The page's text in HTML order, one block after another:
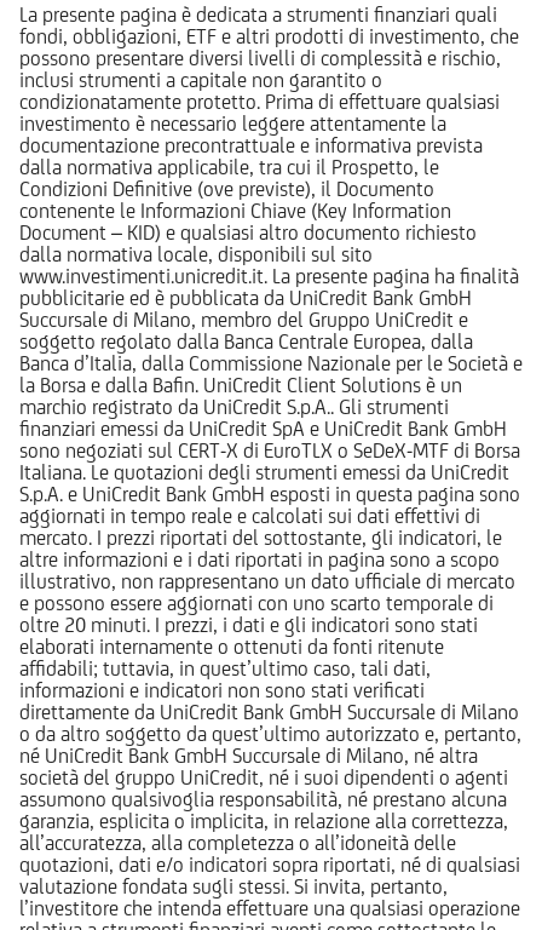
La presente pagina è dedicata a strumenti finanziari quali
fondi, obbligazioni, ETF e altri prodotti di investimento, che
possono presentare diversi livelli di complessità e rischio,
inclusi strumenti a capitale non garantito o
condizionatamente protetto. Prima di effettuare qualsiasi
investimento è necessario leggere attentamente la
documentazione precontrattuale e informativa prevista
dalla normativa applicabile, tra cui il Prospetto, le
Condizioni Definitive (ove previste), il Documento
contenente le Informazioni Chiave (Key Information
Document – KID) e qualsiasi altro documento richiesto
dalla normativa locale, disponibili sul sito
www.investimenti.unicredit.it. La presente pagina ha finalità
pubblicitarie ed è pubblicata da UniCredit Bank GmbH
Succursale di Milano, membro del Gruppo UniCredit e
soggetto regolato dalla Banca Centrale Europea, dalla
Banca d’Italia, dalla Commissione Nazionale per le Società e
la Borsa e dalla Bafin. UniCredit Client Solutions è un
marchio registrato da UniCredit S.p.A.. Gli strumenti
finanziari emessi da UniCredit SpA e UniCredit Bank GmbH
sono negoziati sul CERT-X di EuroTLX o SeDeX-MTF di Borsa
Italiana. Le quotazioni degli strumenti emessi da UniCredit
S.p.A. e UniCredit Bank GmbH esposti in questa pagina sono
aggiornati in tempo reale e calcolati sui dati effettivi di
mercato. I prezzi riportati del sottostante, gli indicatori, le
altre informazioni e i dati riportati in pagina sono a scopo
illustrativo, non rappresentano un dato ufficiale di mercato
e possono essere aggiornati con uno scarto temporale di
oltre 20 minuti. I prezzi, i dati e gli indicatori sono stati
elaborati internamente o ottenuti da fonti ritenute
affidabili; tuttavia, in quest’ultimo caso, tali dati,
informazioni e indicatori non sono stati verificati
direttamente da UniCredit Bank GmbH Succursale di Milano
o da altro soggetto da quest’ultimo autorizzato e, pertanto,
né UniCredit Bank GmbH Succursale di Milano, né altra
società del gruppo UniCredit, né i suoi dipendenti o agenti
assumono qualsivoglia responsabilità, né prestano alcuna
garanzia, esplicita o implicita, in relazione alla correttezza,
all’accuratezza, alla completezza o all’idoneità delle
quotazioni, dati e/o indicatori sopra riportati, né di qualsiasi
valutazione fondata sugli stessi. Si invita, pertanto,
l’investitore che intenda effettuare una qualsiasi operazione